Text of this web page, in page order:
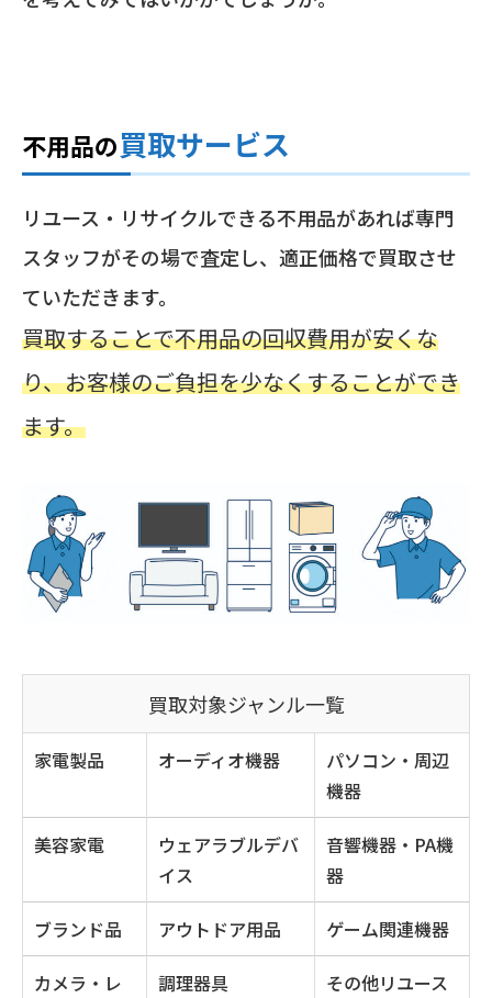
不用品の買取サービス
リユース・リサイクルできる不用品があれば専門
スタッフがその場で査定し、適正価格で買取させ
ていただきます。
買取することで不用品の回収費用が安くな
り、お客様のご負担を少なくすることができ
ます。
買取対象ジャンル一覧
家電製品 オーディオ機器
パソコン・周辺
機器
美容家電
ウェアラブルデバ
イス
音響機器・PA機
器
ブランド品 アウトドア用品 ゲーム関連機器
カメラ・レ
調理器具
その他リユース